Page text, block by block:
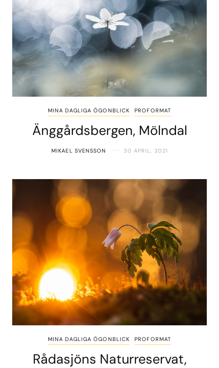
MINA DAGLIGA ÖGONBLICK PROFORMAT
Änggårdsbergen, Mölndal
MIKAEL SVENSSON 30 APRIL, 2021
MINA DAGLIGA ÖGONBLICK PROFORMAT
Rådasjöns Naturreservat,